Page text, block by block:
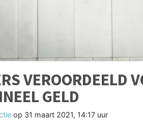
VEROORDEELD
GELD
op 31 maart 2021, 14:17 uur